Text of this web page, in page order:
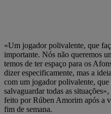
«Um jogador polivalente, que
importante. Nós não queremos
temos de ter espaço para os
dizer especificamente, mas a
com um jogador polivalente, que
salvaguardar todas as
feito por Rúben Amorim após a
fim de semana.